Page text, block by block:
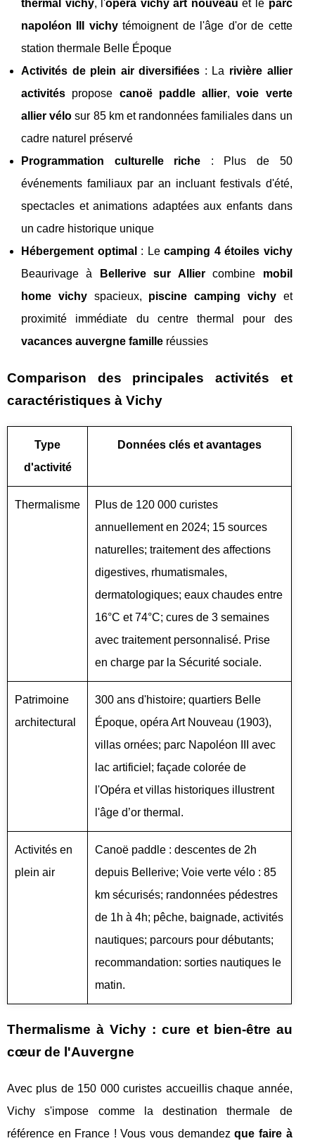
thermal vichy, l'opéra vichy art nouveau et le parc
napoléon III vichytémoignent de l'âge d'or de cette
station thermale Belle Époque
Activités de plein air diversifiées : La rivière allier
activités propose canoë paddle allier,voie verte
allier vélo sur 85 km et randonnées familiales dans un
cadre naturel préservé
Programmation culturelle riche : Plus de 50
événements familiaux par an incluant festivals d'été,
spectacles et animations adaptées aux enfants dans
un cadre historique unique
Hébergement optimal : Lecamping 4 étoiles vichy
Beaurivage à
Bellerive sur Alliercombine mobil
home vichyspacieux, piscine camping vichyet
proximité immédiate du centre thermal pour des
vacances auvergne famille réussies
Comparison des principales activités et
caractéristiques à Vichy
Type
d'activité
Données clés et avantages
Thermalisme
Plus de 120 000 curistes
annuellement en 2024; 15 sources
naturelles; traitement des affections
digestives, rhumatismales,
dermatologiques; eaux chaudes entre
16°C et 74°C; cures de 3 semaines
avec traitement personnalisé. Prise
en charge par la Sécurité sociale.
Patrimoine
architectural
300 ans d'histoire; quartiers Belle
Époque, opéra Art Nouveau (1903),
villas ornées; parc Napoléon III avec
lac artificiel; façade colorée de
l'Opéra et villas historiques illustrent
l'âge d’or thermal.
Activités en
plein air
Canoë paddle : descentes de 2h
depuis Bellerive; Voie verte vélo : 85
km sécurisés; randonnées pédestres
de 1h à 4h; pêche, baignade, activités
nautiques; parcours pour débutants;
recommandation: sorties nautiques le
matin.
Thermalisme à Vichy : cure et bien-être au
cœur de l'Auvergne
Avec plus de 150 000 curistes accueillis chaque année,
Vichy s'impose comme la destination thermale de
référence en France ! Vous vous demandezque faire à